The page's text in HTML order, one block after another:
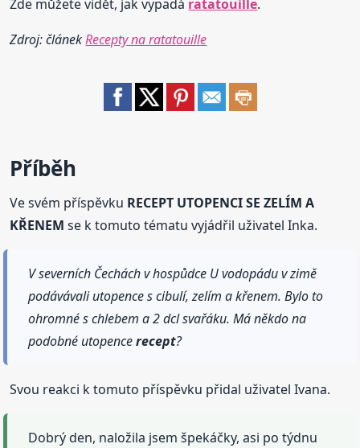
Zde můžete vidět, jak vypadá ratatouille.
Zdroj: článekRecepty na ratatouille
Příběh
Ve svém příspěvku RECEPT UTOPENCI SE ZELÍM A
KŘENEM se k tomuto tématu vyjádřil uživatel Inka.
V severních Čechách v hospůdce U vodopádu v zimě
podávávali utopence s cibulí, zelím a křenem. Bylo to
ohromné s chlebem a 2 dcl svařáku. Má někdo na
podobné utopencerecept?
Svou reakci k tomuto příspěvku přidal uživatel Ivana.
Dobrý den, naložila jsem špekáčky, asi po týdnu